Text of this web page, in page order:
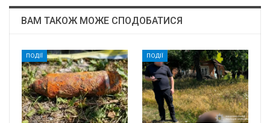
ВАМ ТАКОЖ МОЖЕ СПОДОБАТИСЯ
ПОДІЇ ПОДІЇ